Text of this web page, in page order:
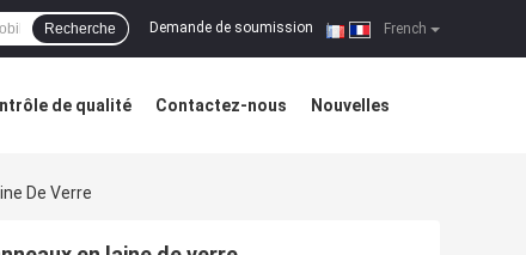
French
Demande de soumission |
Recherche
de qualité Contactez-nous Nouvelles
De Verre